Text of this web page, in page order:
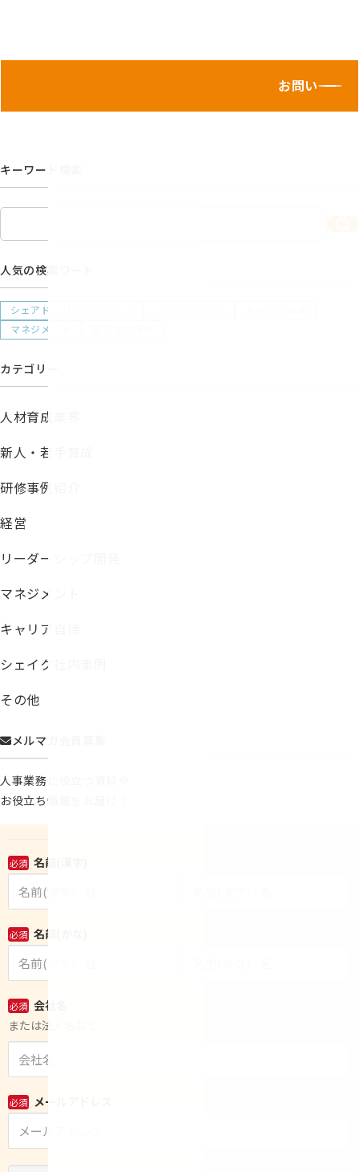
お問い合わせ
キーワード検索
人気の検索ワード
シェアド・リーダーシップ
マネジメント
カテゴリー
人材育成業界
新人・若手育成
研修事例紹介
経営
リーダーシップ開発
マネジメント
キャリア自律
シェイク社内事例
その他
メルマガ会員募集
人事業務に役立つ資料や
お役立ち情報をお届け！